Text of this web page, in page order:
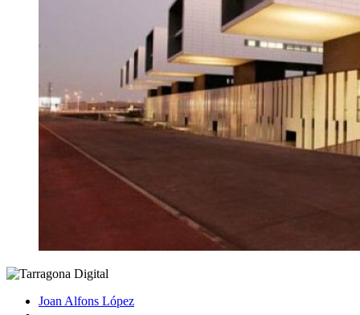
Joan Alfons López